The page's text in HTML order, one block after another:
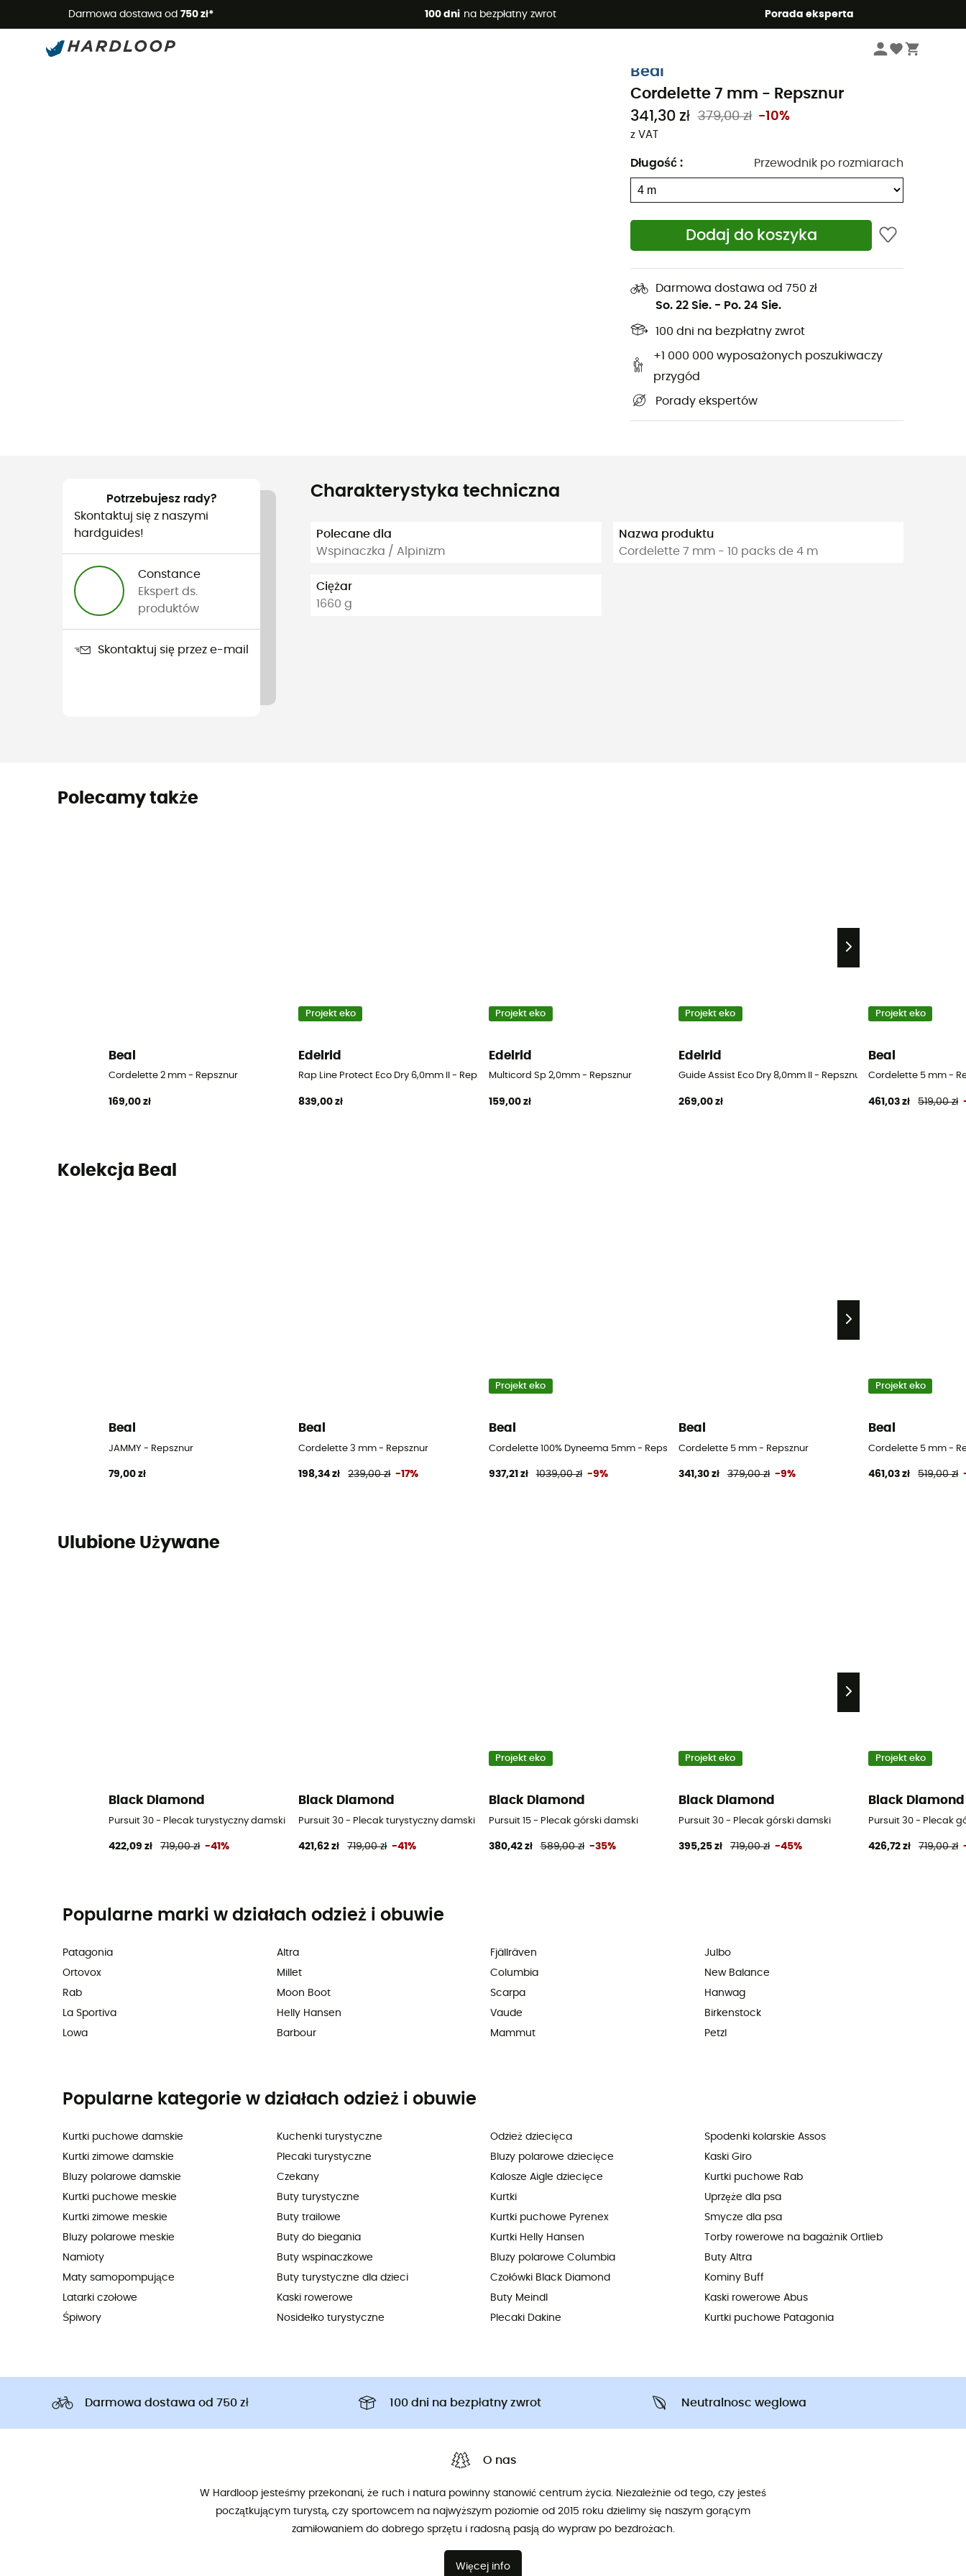
Darmowa dostawa od 750 zł* 100 dni na bezpłatny zwrot Porada eksperta
Letnie promocje 🔥 -5% DODATKOWO przy zakupie 2 produktów*, kod Summer5
Sprzęt wspinaczkowy Linki
Beal
Cordelette 7 mm - Repsznur
341,30 zł 379,00 zł -10%
z VAT
Długość : Przewodnik po rozmiarach
Dodaj do koszyka
Darmowa dostawa od 750 zł
So. 22 Sie. - Po. 24 Sie.
100 dni na bezpłatny zwrot
+1 000 000 wyposażonych poszukiwaczy
przygód
Porady ekspertów
Potrzebujesz rady?
Skontaktuj się z naszymi
hardguides!
Constance
Ekspert ds.
produktów
Skontaktuj się przez e-mail
Charakterystyka techniczna
Polecane dla
Wspinaczka / Alpinizm
Ciężar
1660 g
Nazwa produktu
Cordelette 7 mm - 10 packs de 4 m
Polecamy także
Beal
Cordelette 2 mm - Repsznur
169,00 zł
Projekt eko
Edelrid
Rap Line Protect Eco Dry 6,0mm II - Repsznur
839,00 zł
Projekt eko
Edelrid
Multicord Sp 2,0mm - Repsznur
159,00 zł
Projekt eko
Edelrid
Guide Assist Eco Dry 8,0mm II - Repsznur
269,00 zł
Projekt eko
Beal
Cordelette 5 mm -
461,03 zł 519,00 zł
Kolekcja Beal
Beal
JAMMY - Repsznur
79,00 zł
Beal
Cordelette 3 mm - Repsznur
198,34 zł 239,00 zł -17%
Projekt eko
Beal
Cordelette 100% Dyneema 5mm - Repsznur
937,21 zł 1039,00 zł -9%
Beal
Cordelette 5 mm - Repsznur
341,30 zł 379,00 zł -9%
Projekt eko
Beal
Cordelette 5 mm -
461,03 zł 519,00 zł
Ulubione Używane
Black Diamond
Pursuit 30 - Plecak turystyczny damski
422,09 zł 719,00 zł -41%
Black Diamond
Pursuit 30 - Plecak turystyczny damski
421,62 zł 719,00 zł -41%
Projekt eko
Black Diamond
Pursuit 15 - Plecak górski damski
380,42 zł 589,00 zł -35%
Projekt eko
Black Diamond
Pursuit 30 - Plecak górski damski
395,25 zł 719,00 zł -45%
Projekt eko
Black Diamond
Pursuit 30 - Plecak
426,72 zł 719,00 zł
Popularne marki w działach odzież i obuwie
Patagonia
Ortovox
Rab
La Sportiva
Lowa
Altra
Millet
Moon Boot
Helly Hansen
Barbour
Fjällräven
Columbia
Scarpa
Vaude
Mammut
Julbo
New Balance
Hanwag
Birkenstock
Petzl
Popularne kategorie w działach odzież i obuwie
Kurtki puchowe damskie
Kurtki zimowe damskie
Bluzy polarowe damskie
Kurtki puchowe meskie
Kurtki zimowe meskie
Bluzy polarowe meskie
Namioty
Maty samopompujące
Latarki czołowe
Śpiwory
Kuchenki turystyczne
Plecaki turystyczne
Czekany
Buty turystyczne
Buty trailowe
Buty do biegania
Buty wspinaczkowe
Buty turystyczne dla dzieci
Kaski rowerowe
Nosidełko turystyczne
Odzież dziecięca
Bluzy polarowe dziecięce
Kalosze Aigle dziecięce
Kurtki
Kurtki puchowe Pyrenex
Kurtki Helly Hansen
Bluzy polarowe Columbia
Czołówki Black Diamond
Buty Meindl
Plecaki Dakine
Spodenki kolarskie Assos
Kaski Giro
Kurtki puchowe Rab
Uprzęże dla psa
Smycze dla psa
Torby rowerowe na bagażnik Ortlieb
Buty Altra
Kominy Buff
Kaski rowerowe Abus
Kurtki puchowe Patagonia
Darmowa dostawa od 750 zł 100 dni na bezpłatny zwrot Neutralnosc weglowa
O nas
W Hardloop jesteśmy przekonani, że ruch i natura powinny stanowić centrum życia. Niezależnie od tego, czy jesteś
początkującym turystą, czy sportowcem na najwyższym poziomie od 2015 roku dzielimy się naszym gorącym
zamiłowaniem do dobrego sprzętu i radosną pasją do wypraw po bezdrożach.
Więcej info